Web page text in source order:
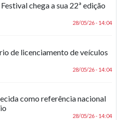
chega a sua 22ª edição
28/05/26 - 14:04
de licenciamento de veículos
28/05/26 - 14:04
como referência nacional
28/05/26 - 14:04